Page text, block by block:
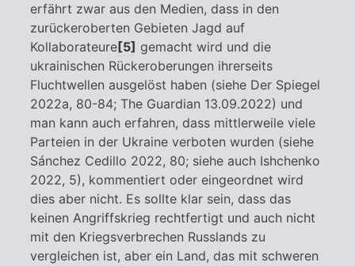
erfährt zwar aus den Medien, dass in den
zurückeroberten Gebieten Jagd auf
Kollaborateure [5] gemacht wird und die
ukrainischen Rückeroberungen ihrerseits
Fluchtwellen ausgelöst haben (siehe Der Spiegel
2022a, 80-84; The Guardian 13.09.2022) und
man kann auch erfahren, dass mittlerweile viele
Parteien in der Ukraine verboten wurden (siehe
Sánchez Cedillo 2022, 80; siehe auch Ishchenko
2022, 5), kommentiert oder eingeordnet wird
dies aber nicht. Es sollte klar sein, dass das
keinen Angriffskrieg rechtfertigt und auch nicht
mit den Kriegsverbrechen Russlands zu
vergleichen ist, aber ein Land, das mit schweren